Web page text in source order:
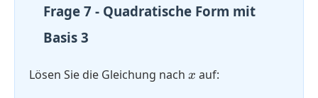
Frage 7 - Quadratische Form mit
Basis 3
Lösen Sie die Gleichung nach x
x auf: